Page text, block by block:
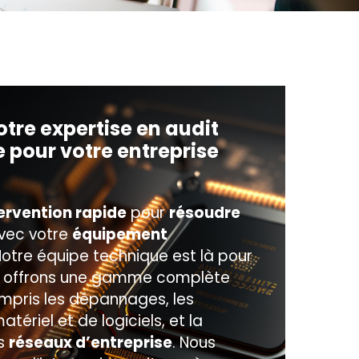
expertise en audit
votre entreprise
rapidepourrésoudre
votreéquipement
équipe technique est là pour
offrons une gamme complète
les dépannages, les
et de logiciels, et la
réseaux d’entreprise. Nous